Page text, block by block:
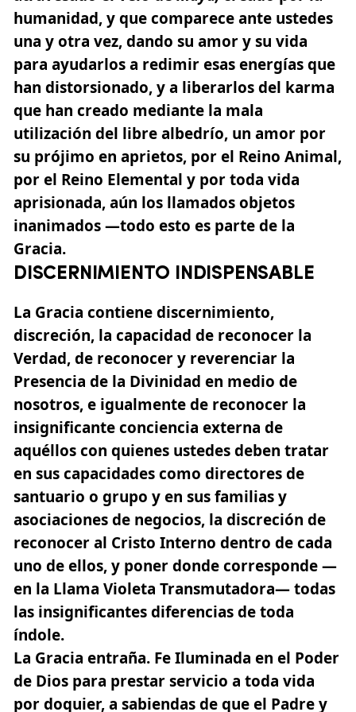
humanidad, y que comparece ante ustedes
una y otra vez, dando su amor y su vida
para ayudarlos a redimir esas energías que
han distorsionado, y a liberarlos del karma
que han creado mediante la mala
utilización del libre albedrío, un amor por
su prójimo en aprietos, por el Reino Animal,
por el Reino Elemental y por toda vida
aprisionada, aún los llamados objetos
inanimados —todo esto es parte de la
Gracia.
DISCERNIMIENTO INDISPENSABLE
La Gracia contiene discernimiento,
discreción, la capacidad de reconocer la
Verdad,de reconocer y reverenciar la
Presencia de la Divinidad en medio de
nosotros, e igualmente de reconocer la
insignificante conciencia externa de
aquéllos con quienes ustedes deben tratar
en sus capacidades como directores de
santuario o grupo y en sus familias y
asociaciones de negocios, la discreción de
reconocer al Cristo Interno dentro de cada
uno de ellos, y poner donde corresponde —
en la Llama Violeta Transmutadora— todas
las insignificantes diferencias de toda
índole.
La Gracia entraña. Fe Iluminada en el Poder
de Dios para prestar servicio a toda vida
por doquier, a sabiendas de que el Padre y